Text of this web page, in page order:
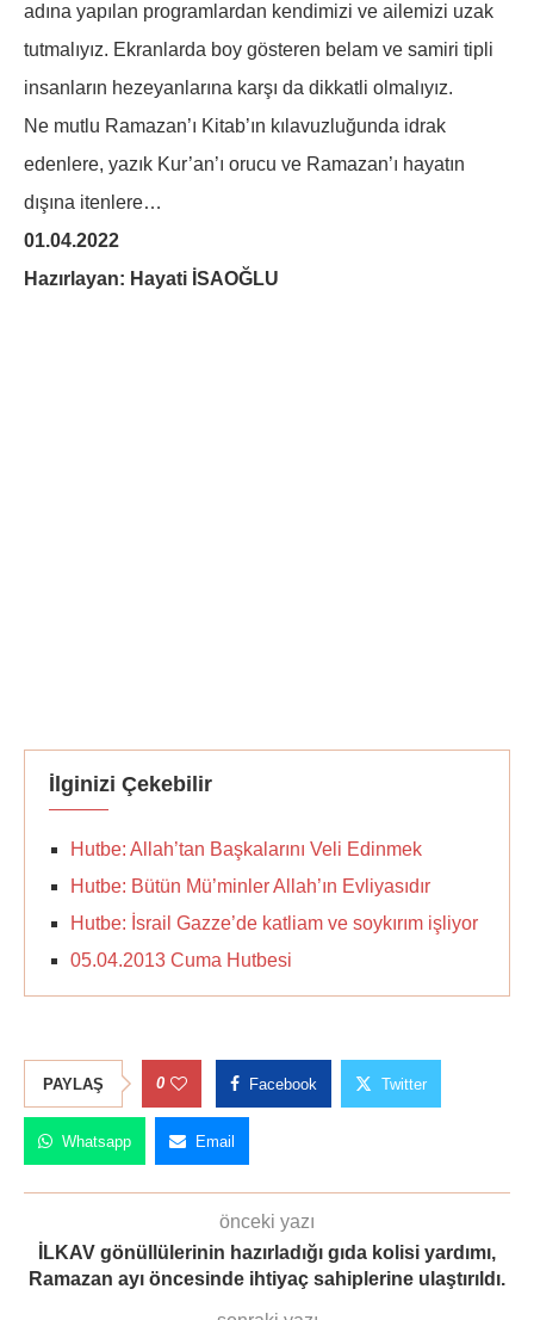
adına yapılan programlardan kendimizi ve ailemizi uzak
tutmalıyız. Ekranlarda boy gösteren belam ve samiri tipli
insanların hezeyanlarına karşı da dikkatli olmalıyız.
Ne mutlu Ramazan’ı Kitab’ın kılavuzluğunda idrak
edenlere, yazık Kur’an’ı orucu ve Ramazan’ı hayatın
dışına itenlere…
01.04.2022
Hazırlayan: Hayati İSAOĞLU
İlginizi Çekebilir
Hutbe: Allah’tan Başkalarını Veli Edinmek
Hutbe: Bütün Mü’minler Allah’ın Evliyasıdır
Hutbe: İsrail Gazze’de katliam ve soykırım işliyor
05.04.2013 Cuma Hutbesi
PAYLAŞ 0 Facebook Twitter
Whatsapp Email
önceki yazı
İLKAV gönüllülerinin hazırladığı gıda kolisi yardımı,
Ramazan ayı öncesinde ihtiyaç sahiplerine ulaştırıldı.